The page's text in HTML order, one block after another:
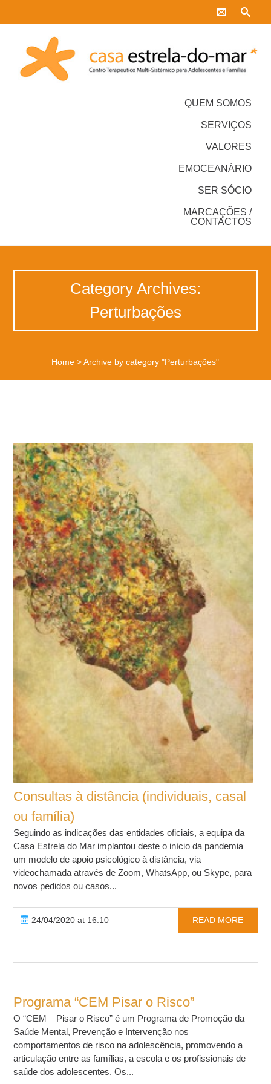
QUEM SOMOS
SERVIÇOS
VALORES
EMOCEANÁRIO
SER SÓCIO
MARCAÇÕES /
CONTACTOS
Category Archives:
Perturbações
Home >Archive by category "Perturbações"
Consultas à distância (individuais, casal
ou família)
Seguindo as indicações das entidades oficiais, a equipa da
Casa Estrela do Mar implantou deste o início da pandemia
um modelo de apoio psicológico à distância, via
videochamada através de Zoom, WhatsApp, ou Skype, para
novos pedidos ou casos...
24/04/2020 at 16:10 READ MORE
Programa “CEM Pisar o Risco”
O “CEM – Pisar o Risco” é um Programa de Promoção da
Saúde Mental, Prevenção e Intervenção nos
comportamentos de risco na adolescência, promovendo a
articulação entre as famílias, a escola e os profissionais de
saúde dos adolescentes. Os...